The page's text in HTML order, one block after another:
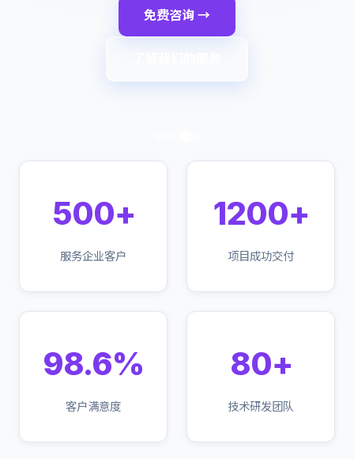
免费咨询 →
500+
服务企业客户
1200+
项目成功交付
98.6%
客户满意度
80+
技术研发团队